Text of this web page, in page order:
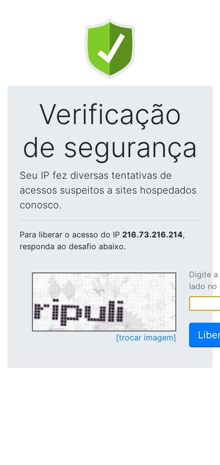
Verificação
de segurança
Seu IP fez diversas tentativas de
acessos suspeitos a sites hospedados
conosco.
Para liberar o acesso do IP 216.73.216.214,
responda ao desafio abaixo.
[trocar imagem]
Digite
lado no